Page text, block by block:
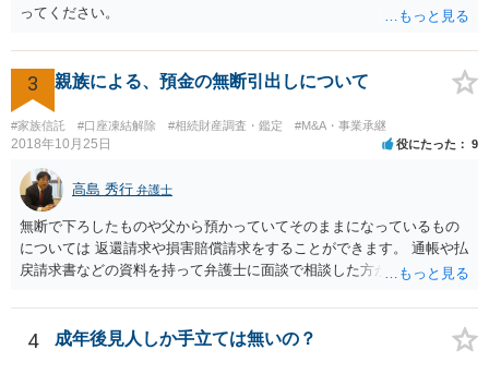
ってください。
3 親族による、預金の無断引出しについて
#家族信託 #口座凍結解除 #相続財産調査・鑑定 #M&A・事業承継
2018年10月25日 役にたった 9
高島 秀行 弁護士
無断で下ろしたものや父から預かっていてそのままになっているもの
については 返還請求や損害賠償請求をすることができます。 通帳や払
戻請求書などの資料を持って弁護士に面談で相談した方がよいと思い
4 成年後見人しか手立ては無いの？